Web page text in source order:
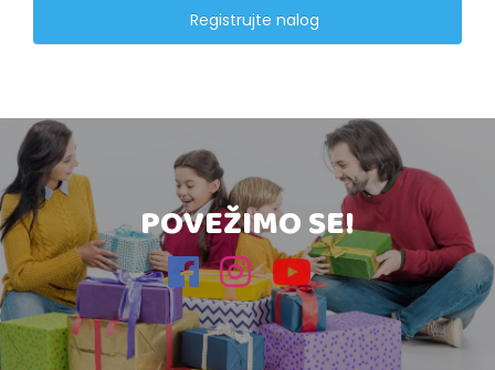
Registrujte nalog
POVEŽIMO SE!